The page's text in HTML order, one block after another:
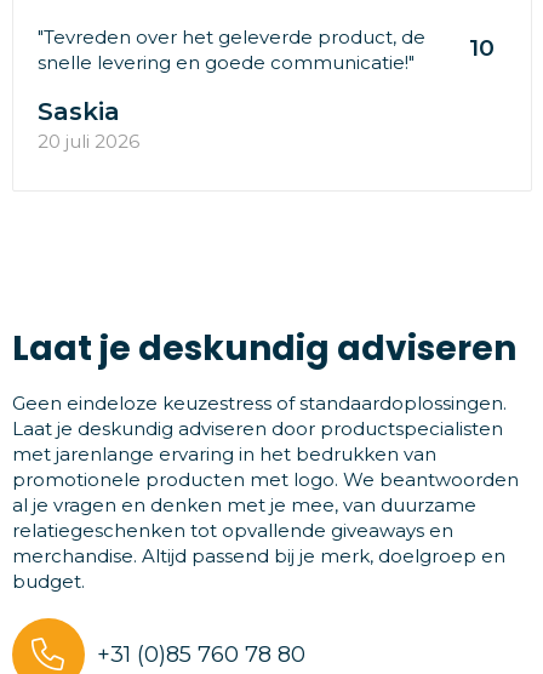
"Tevreden over het geleverde product, de
snelle levering en goede communicatie!"
10
Saskia
20 juli 2026
Laat je deskundig adviseren
Geen eindeloze keuzestress of standaardoplossingen.
Laat je deskundig adviseren door productspecialisten
met jarenlange ervaring in het bedrukken van
promotionele producten met logo. We beantwoorden
al je vragen en denken met je mee, van duurzame
relatiegeschenken tot opvallende giveaways en
merchandise. Altijd passend bij je merk, doelgroep en
budget.
+31 (0)85 760 78 80